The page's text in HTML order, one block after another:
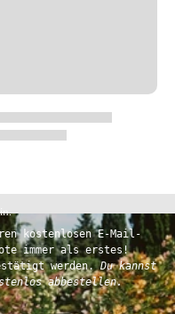
kostenlosen E-Mail-
immer als erstes!
werden.Du kannst
abbestellen.